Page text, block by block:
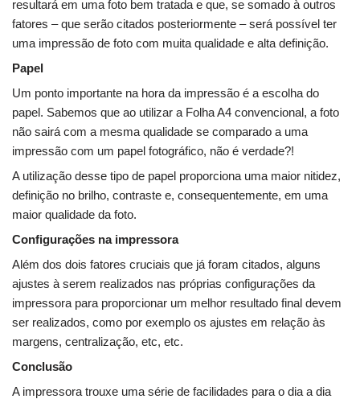
resultará em uma foto bem tratada e que, se somado à outros
fatores – que serão citados posteriormente – será possível ter
uma impressão de foto com muita qualidade e alta definição.
Papel
Um ponto importante na hora da impressão é a escolha do
papel. Sabemos que ao utilizar a Folha A4 convencional, a foto
não sairá com a mesma qualidade se comparado a uma
impressão com um papel fotográfico, não é verdade?!
A utilização desse tipo de papel proporciona uma maior nitidez,
definição no brilho, contraste e, consequentemente, em uma
maior qualidade da foto.
Configurações na impressora
Além dos dois fatores cruciais que já foram citados, alguns
ajustes à serem realizados nas próprias configurações da
impressora para proporcionar um melhor resultado final devem
ser realizados, como por exemplo os ajustes em relação às
margens, centralização, etc, etc.
Conclusão
A impressora trouxe uma série de facilidades para o dia a dia